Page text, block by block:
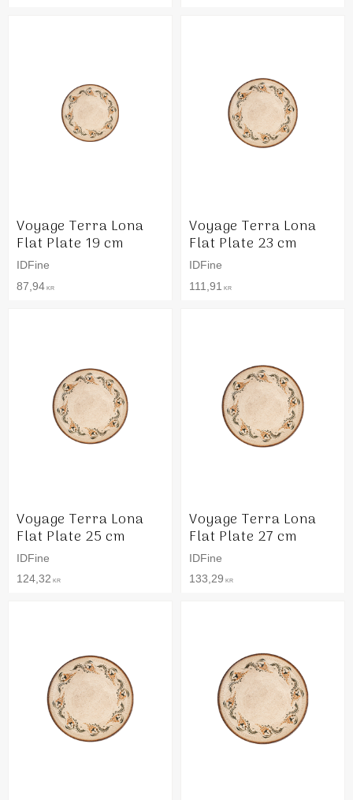
Voyage Terra Lona
Flat Plate 19 cm
IDFine
87,94 KR
Voyage Terra Lona
Flat Plate 23 cm
IDFine
111,91
KR
Voyage Terra Lona
Flat Plate 25 cm
IDFine
124,32 KR
Voyage Terra Lona
Flat Plate 27 cm
IDFine
133,29 KR